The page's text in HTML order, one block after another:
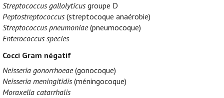
Streptococcus gallolyticus groupe D
Peptostreptococcus (streptocoque anaérobie)
Streptococcus pneumoniae(pneumocoque)
Enterococcus species
Cocci Gram négatif
Neisseria gonorrhoeae(gonocoque)
Neisseria meningitidis (méningocoque)
Moraxella catarrhalis